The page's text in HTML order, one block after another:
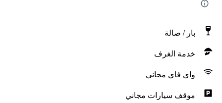
بار / صالة
خدمة الغرف
واي فاي مجاني
موقف سيارات مجاني